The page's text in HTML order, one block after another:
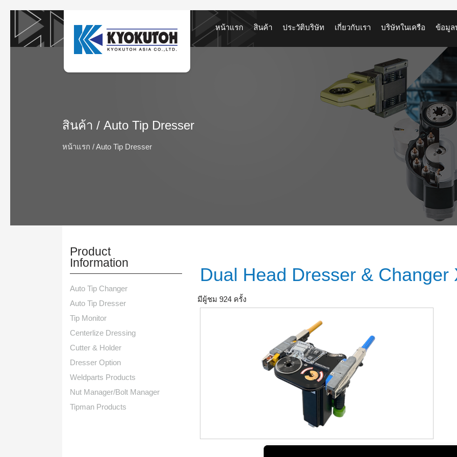
หน้าแรก สินค้า ประวัติบริษัท เกี่ยวกับเรา บริษัทในเครือ ข้อมู
สินค้า / Auto Tip Dresser
หน้าแรก Auto Tip Dresser
Product
Information
Auto Tip Changer
Auto Tip Dresser
Tip Monitor
Centerlize Dressing
Cutter & Holder
Dresser Option
Weldparts Products
Nut Manager/Bolt Manager
Tipman Products
Dual Head Dresser & Changer
มีผู้ชม 924 ครั้ง